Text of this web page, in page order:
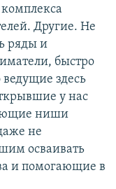
Другие. Не
ряды и
быстро
здесь
у нас
ниши
не
осваивать
и помогающие в